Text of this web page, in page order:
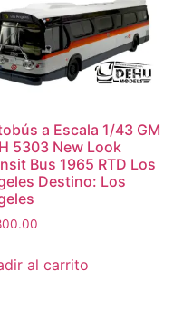
a Escala 1/43 GM
5303 New Look
Bus 1965 RTD Los
Destino: Los
al carrito